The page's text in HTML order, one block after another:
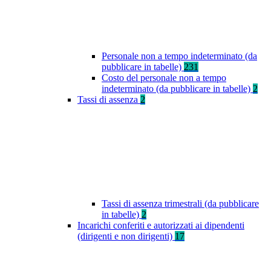
Personale non a tempo indeterminato (da
pubblicare in tabelle) 231
Costo del personale non a tempo
indeterminato (da pubblicare in tabelle) 2
Tassi di assenza 2
Tassi di assenza trimestrali (da pubblicare
in tabelle) 2
Incarichi conferiti e autorizzati ai dipendenti
(dirigenti e non dirigenti) 17